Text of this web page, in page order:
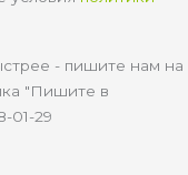
- пишите нам на
"Пишите в
01-29